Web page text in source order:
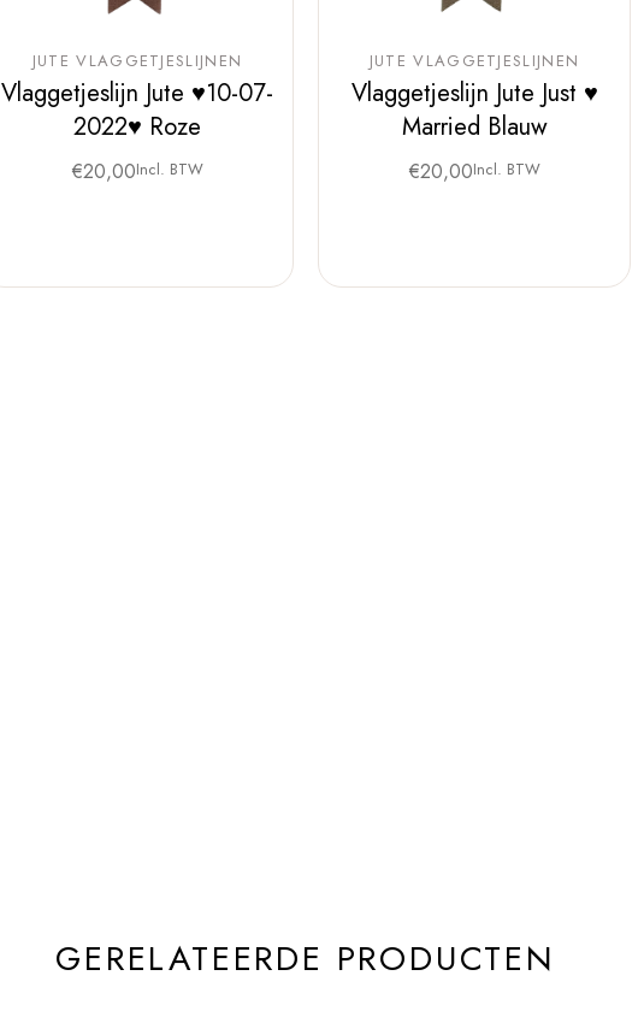
JUTE VLAGGETJESLIJNEN
Vlaggetjeslijn Jute ♥10-07-
2022♥ Roze
€20,00Incl. BTW
JUTE VLAGGETJESLIJNEN
Vlaggetjeslijn Jute Just ♥
Married Blauw
€20,00Incl. BTW
GERELATEERDE PRODUCTEN